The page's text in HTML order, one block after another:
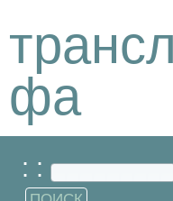
фа
: :